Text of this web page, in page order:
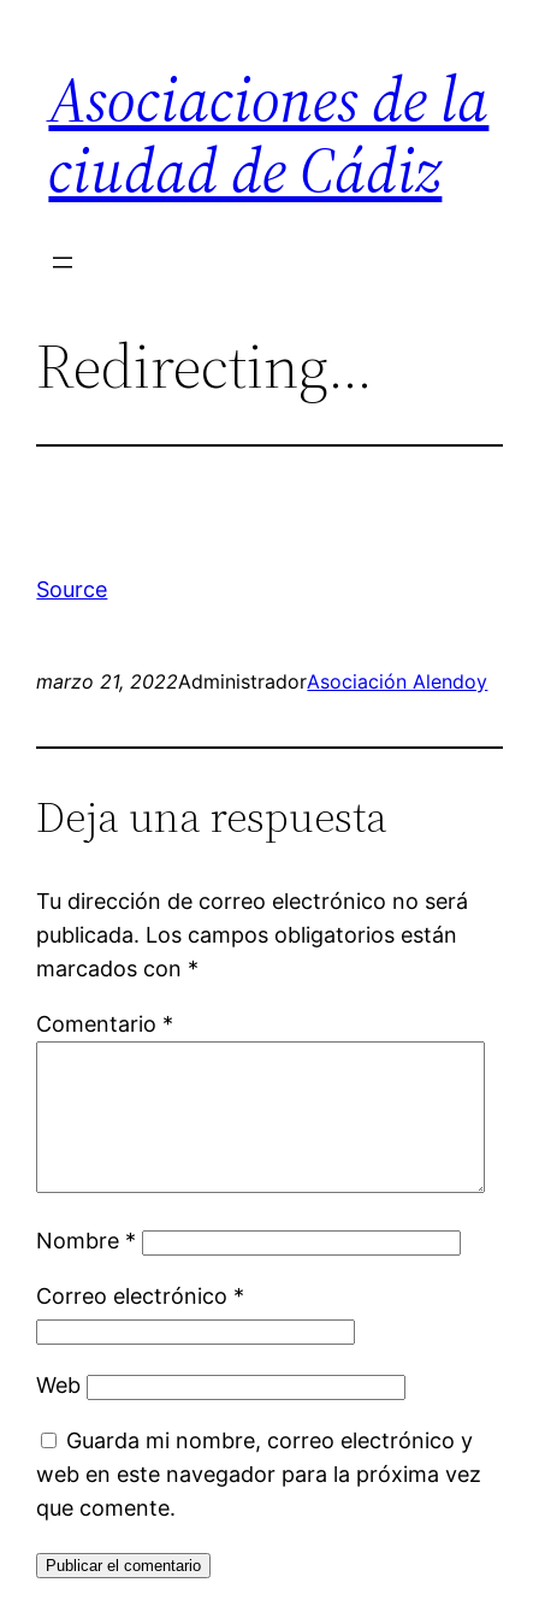
contenido
Asociaciones de la
ciudad de Cádiz
Redirecting…
Source
marzo 21, 2022AdministradorAsociación Alendoy
Deja una respuesta
Tu dirección de correo electrónico no será
publicada. Los campos obligatorios están
marcados con *
Comentario *
Nombre *
Correo electrónico *
Web
Guarda mi nombre, correo electrónico y
web en este navegador para la próxima vez
que comente.